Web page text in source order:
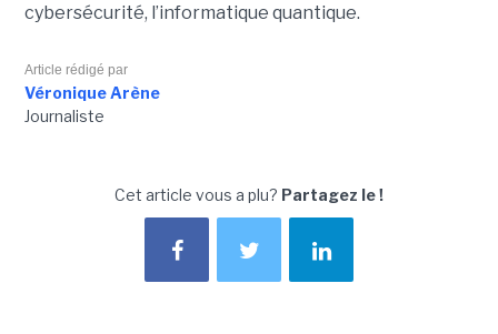
cybersécurité, l’informatique quantique.
Article rédigé par
Véronique Arène
Journaliste
Cet article vous a plu? Partagez le !